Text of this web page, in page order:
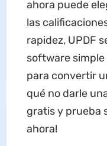
ahora puede
las
rapidez, UPDF
software
para convertir
qué no darle
gratis y prueba
ahora!